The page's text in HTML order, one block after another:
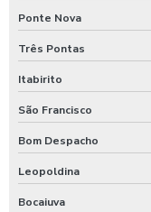
Máquina para lavar carros
Maquina para lavar
Máquina de lavar ônibus
Máquina de lavar ônibus
Maquinas para
Ponte Nova
Três Pontas
Itabirito
São Francisco
Bom Despacho
Leopoldina
Bocaiuva